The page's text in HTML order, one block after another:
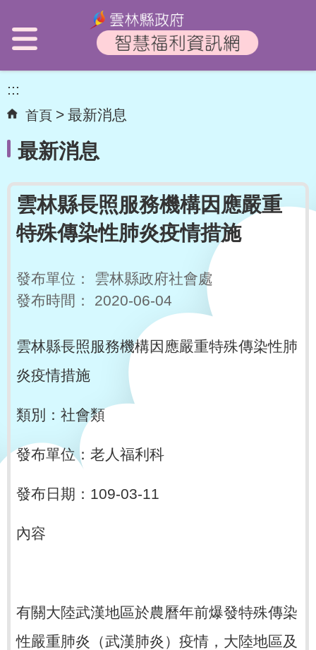
:::
首頁 最新消息
最新消息
雲林縣長照服務機構因應嚴重
特殊傳染性肺炎疫情措施
發布單位：
雲林縣政府社會處
發布時間：
2020-06-04
雲林縣長照服務機構因應嚴重特殊傳染性肺
炎疫情措施
類別：社會類
發布單位：老人福利科
發布日期：109-03-11
內容
有關大陸武漢地區於農曆年前爆發特殊傳染
性嚴重肺炎（武漢肺炎）疫情，大陸地區及